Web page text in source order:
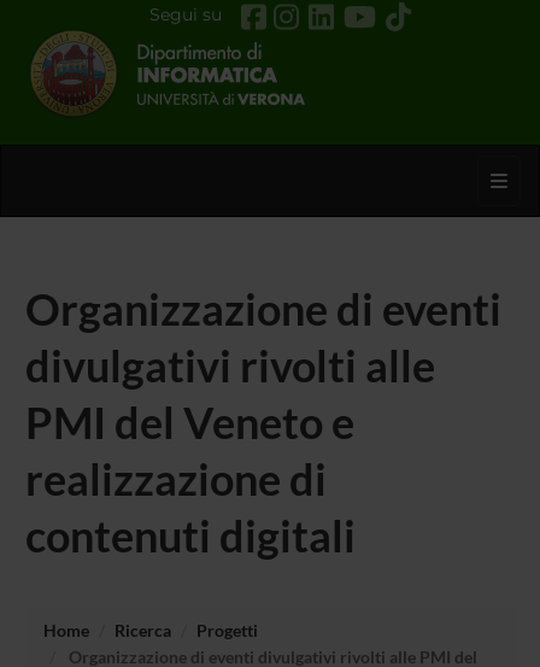
Segui su
Organizzazione di eventi
divulgativi rivolti alle
PMI del Veneto e
realizzazione di
contenuti digitali
Home Ricerca
Progetti
Organizzazione di eventi divulgativi rivolti alle PMI del